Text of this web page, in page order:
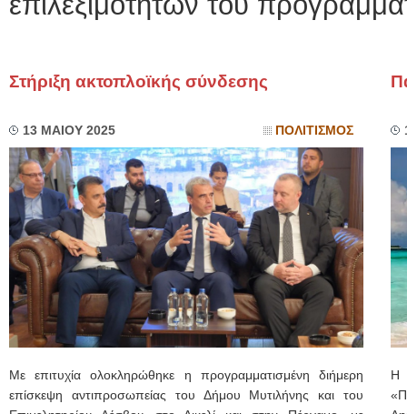
Στήριξη ακτοπλοϊκής σύνδεσης
13 ΜΑΙΟΥ 2025 ΠΟΛΙΤΙΣΜΟΣ
Με επιτυχία ολοκληρώθηκε η προγραμματισμένη διήμερη
επίσκεψη αντιπροσωπείας του Δήμου Μυτιλήνης και του
Η